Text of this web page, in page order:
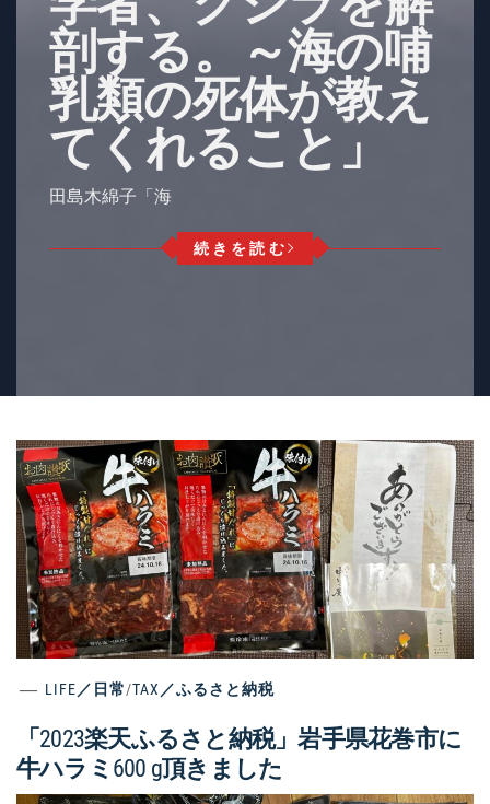
剖する。～海の哺
乳類の死体が教え
てくれること」
田島木綿子「海
続きを読む
LIFE／日常/TAX／ふるさと納税
「2023楽天ふるさと納税」岩手県花巻市に
牛ハラミ600 g頂きました